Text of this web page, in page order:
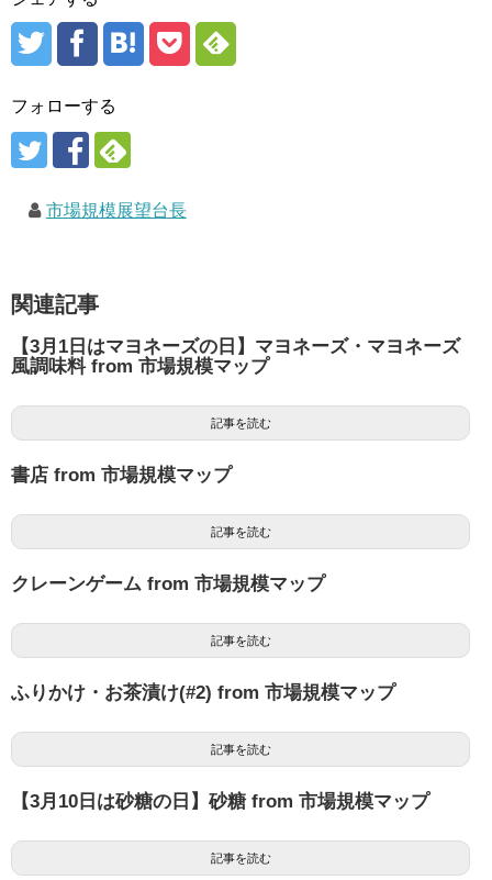
フォローする
市場規模展望台長
関連記事
【3月1日はマヨネーズの日】マヨネーズ・マヨネーズ
風調味料 from 市場規模マップ
記事を読む
書店 from 市場規模マップ
記事を読む
クレーンゲーム from 市場規模マップ
記事を読む
ふりかけ・お茶漬け(#2) from 市場規模マップ
記事を読む
【3月10日は砂糖の日】砂糖 from 市場規模マップ
記事を読む